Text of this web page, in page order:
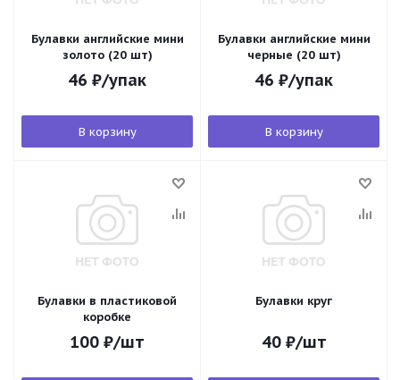
Булавки английские мини
золото (20 шт)
46 ₽/упак
В корзину
Булавки английские мини
черные (20 шт)
46 ₽/упак
В корзину
Булавки в пластиковой
коробке
100 ₽/шт
Булавки круг
40₽/шт